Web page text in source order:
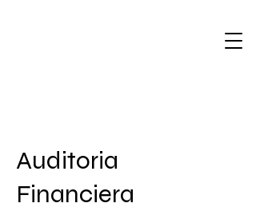
Auditoria
Financiera